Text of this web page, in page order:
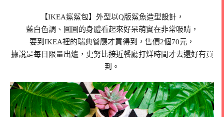
【IKEA鯊鯊包】外型以Q版鯊魚造型設計，
藍白色調、圓圓的身體看起來好呆萌實在非常吸睛，
要到IKEA裡的瑞典餐廳才買得到，售價2個70元，
據說是每日限量出爐，史努比接近餐廳打烊時間才去還好有買
到。